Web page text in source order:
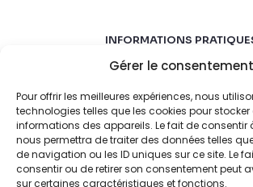
Gérer le consentement
Pour offrir les meilleures expériences, nous
technologies telles que les cookies pour
informations des appareils. Le fait de consentir
nous permettra de traiter des données telles
de navigation ou les ID uniques sur ce site. Le
consentir ou de retirer son consentement peut
sur certaines caractéristiques et fonctions.
INFORMATIONS
MARDI-SAMEDI
LUNDI-DIMANCHE
FERMÉ